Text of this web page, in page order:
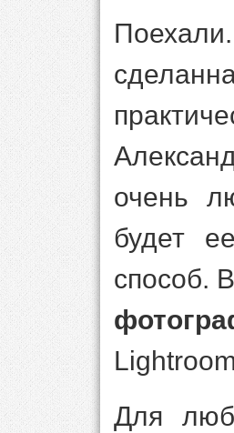
очень
будет
способ.
Для